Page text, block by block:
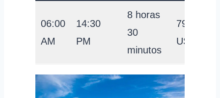
06:00
AM
14:30
PM
8 horas
30
minutos
79
USD